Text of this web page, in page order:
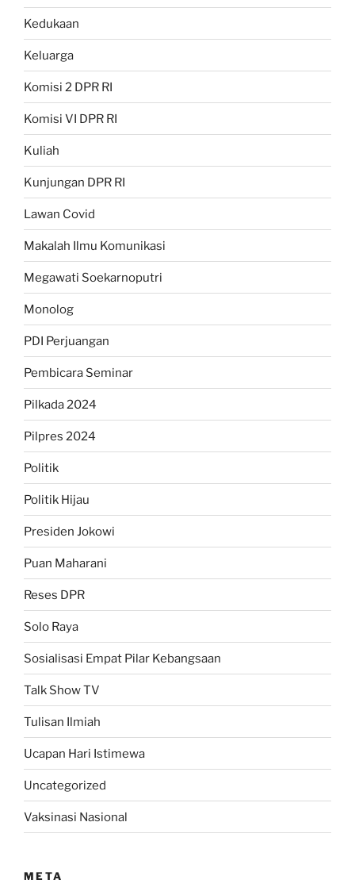
Kedukaan
Keluarga
Komisi 2 DPR RI
Komisi VI DPR RI
Kuliah
Kunjungan DPR RI
Lawan Covid
Makalah Ilmu Komunikasi
Megawati Soekarnoputri
Monolog
PDI Perjuangan
Pembicara Seminar
Pilkada 2024
Pilpres 2024
Politik
Politik Hijau
Presiden Jokowi
Puan Maharani
Reses DPR
Solo Raya
Sosialisasi Empat Pilar Kebangsaan
Talk Show TV
Tulisan Ilmiah
Ucapan Hari Istimewa
Uncategorized
Vaksinasi Nasional
META